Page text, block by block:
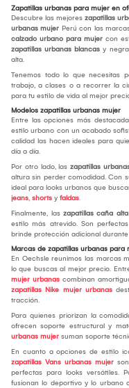
Zapatillas urbanas para mujer en
Descubre las mejores zapatillas
urbanas mujer Perú con las
calzado urbano para mujer con
zapatillas urbanas blancas y
alta.
Tenemos todo lo que necesitas
trabajo, a clases o a recorrer la
para tu estilo de vida al mejor
Modelos zapatillas urbanas mujer
Entre las opciones más
estilo urbano con un acabado
calidad las hacen ideales para
día a día.
Por otro lado, las zapatillas
altura sin perder comodidad. Con
ideal para looks urbanos que
jeans, shorts y faldas.
Finalmente, las zapatillas caña
estilo más atrevido. Son
brinde protección adicional
Marcas de zapatillas urbanas para
En Oechsle reunimos las marcas
lo que buscas al mejor precio.
mujer urbanas combinan
zapatillas Nike mujer urbanas
tracción.
Para quienes priorizan la
ofrecen soporte estructural y
urbanas mujer suman soporte
En cuanto a opciones de estilo
zapatillas Vans urbanas mujer
perfectas para looks versátiles.
fusionan lo deportivo y lo urbano